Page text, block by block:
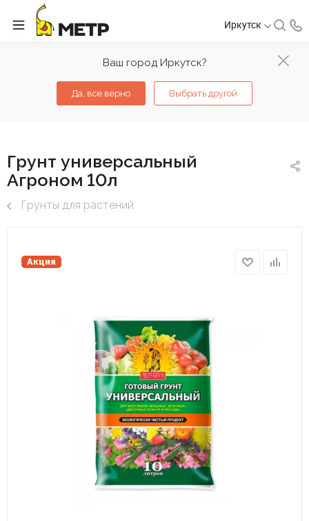
Ваш город Иркутск?
Да, все верно Выбрать другой
Иркутск
Грунт универсальный
Агроном 10л
Грунты для растений
Акция